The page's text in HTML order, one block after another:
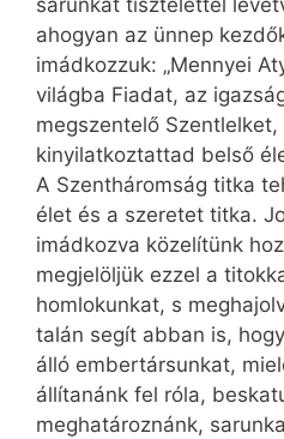
sarunkat tisztelettel
ahogyan az ünnep
imádkozzuk: „Mennyei
világba Fiadat, az
megszentelő Szentlelket,
kinyilatkoztattad belső
A Szentháromság titka
élet és a szeretet titka.
imádkozva közelítünk
megjelöljük ezzel a
homlokunkat, s
talán segít abban is,
álló embertársunkat,
állítanánk fel róla,
meghatároznánk,